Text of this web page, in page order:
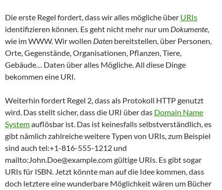
Die erste Regel fordert, dass wir alles mögliche über URIs
identifizieren können. Es geht nicht mehr nur um Dokumente,
wie im WWW. Wir wollen Daten bereitstellen, über Personen,
Orte, Gegenstände, Organisationen, Pflanzen, Tiere,
Gebäude… Daten über alles Mögliche. All diese Dinge
bekommen eine URI.
Weiterhin fordert Regel 2, dass als Protokoll HTTP genutzt
wird. Das stellt sicher, dass die URI über das Domain Name
Systemauflösbar ist. Das ist keinesfalls selbstverständlich, es
gibt nämlich zahlreiche weitere Typen von URIs, zum Beispiel
sind auch tel:+1-816-555-1212 und
mailto:John.Doe@example.com gültige URIs. Es gibt sogar
URIs für ISBN. Jetzt könnte man auf die Idee kommen, dass
doch letztere eine wunderbare Möglichkeit wären um Bücher